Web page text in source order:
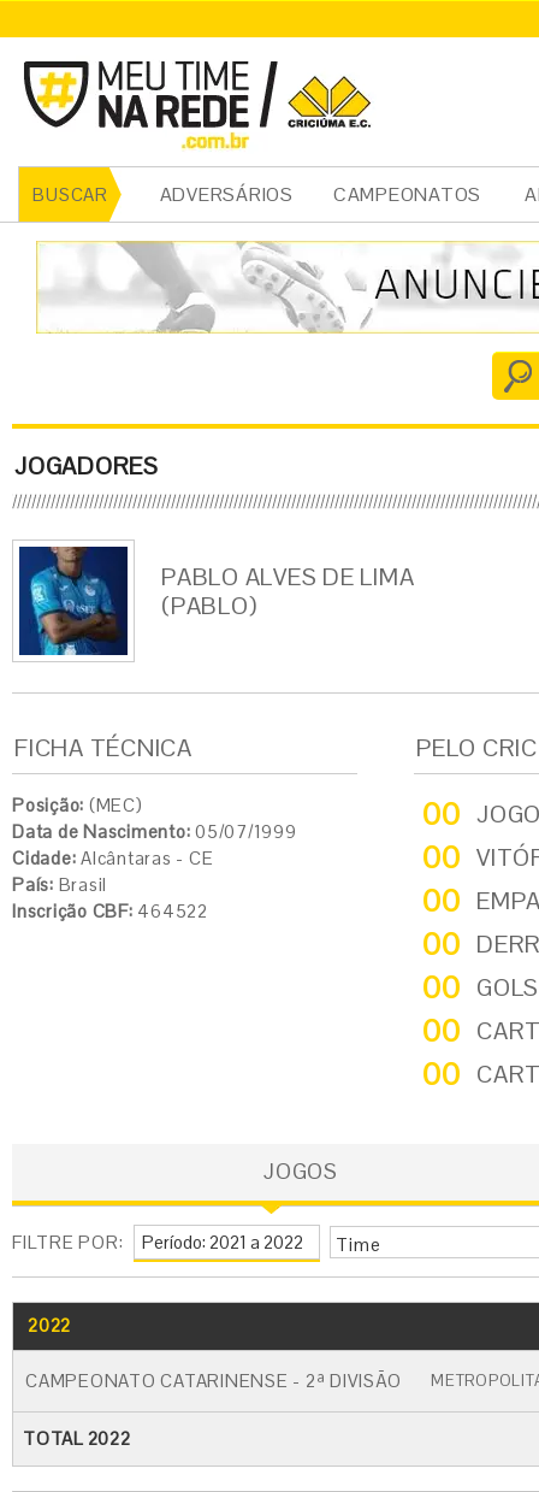
BUSCAR ADVERSÁRIOS CAMPEONATOS
JOGADORES
PABLO ALVES DE LIMA
(PABLO)
FICHA TÉCNICA
Posição: (MEC)
Data de Nascimento: 05/07/1999
Cidade: Alcântaras - CE
País: Brasil
Inscrição CBF: 464522
PELO
00
00
00
00
00
00
00
JOGOS
FILTRE POR: Time
2022
CAMPEONATO CATARINENSE - 2ª DIVISÃO
TOTAL 2022